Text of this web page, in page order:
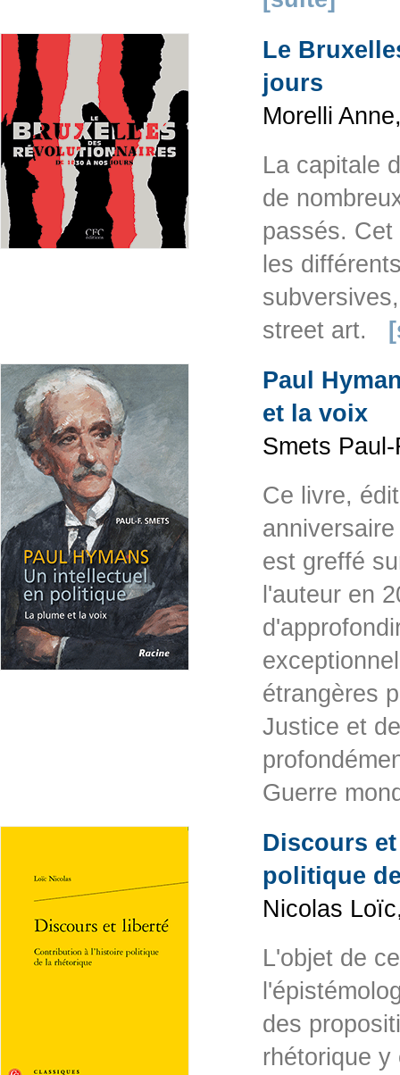
Le
jours
Morelli
La capitale
de
passés.
les
street art.
Paul
et la voix
Smets
Ce livre,
est greffé
l'auteur en
étrangères
Justice et
Guerre
Discours
politique
Nicolas
L'objet de
des
rhétorique y